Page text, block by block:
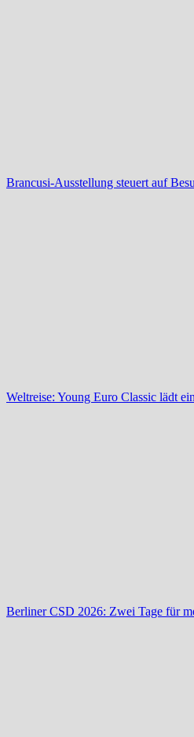
Brancusi-Ausstellung steuert auf
Weltreise: Young Euro Classic lädt ein
Berliner CSD 2026: Zwei Tage für